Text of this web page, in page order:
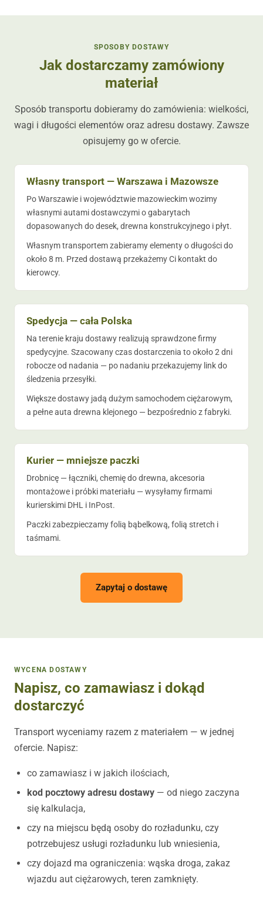
SPOSOBY DOSTAWY
Jak dostarczamy zamówiony
materiał
Sposób transportu dobieramy do zamówienia: wielkości,
wagi i długości elementów oraz adresu dostawy. Zawsze
opisujemy go w ofercie.
Własny transport — Warszawa i Mazowsze
Po Warszawie i województwie mazowieckim wozimy
własnymi autami dostawczymi o gabarytach
dopasowanych do desek, drewna konstrukcyjnego i płyt.
Własnym transportem zabieramy elementy o długości do
około 8 m. Przed dostawą przekażemy Ci kontakt do
kierowcy.
Spedycja — cała Polska
Na terenie kraju dostawy realizują sprawdzone firmy
spedycyjne. Szacowany czas dostarczenia to około 2 dni
robocze od nadania — po nadaniu przekazujemy link do
śledzenia przesyłki.
Większe dostawy jadą dużym samochodem ciężarowym,
a pełne auta drewna klejonego — bezpośrednio z fabryki.
Kurier — mniejsze paczki
Drobnicę — łączniki, chemię do drewna, akcesoria
montażowe i próbki materiału — wysyłamy firmami
kurierskimi DHL i InPost.
Paczki zabezpieczamy folią bąbelkową, folią stretch i
taśmami.
Zapytaj o dostawę
WYCENA DOSTAWY
Napisz, co zamawiasz i dokąd
dostarczyć
Transport wyceniamy razem z materiałem — w jednej
ofercie. Napisz:
co zamawiasz i w jakich ilościach,
kod pocztowy adresu dostawy — od niego zaczyna
się kalkulacja,
czy na miejscu będą osoby do rozładunku, czy
potrzebujesz usługi rozładunku lub wniesienia,
czy dojazd ma ograniczenia: wąska droga, zakaz
wjazdu aut ciężarowych, teren zamknięty.